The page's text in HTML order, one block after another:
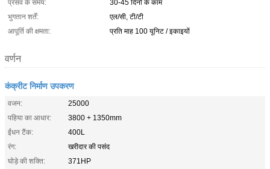
प्रसव के समय:
30-45 दिनों के काम
भुगतान शर्तें:
एल/सी, टी/टी
आपूर्ति की क्षमता:
प्रति माह 100 यूनिट / इकाइयों
वर्णन
कंक्रीट निर्माण उपकरण
वजन:
25000
पहिया का आधार:
3800 + 1350mm
ईंधन टैंक:
400L
रंग:
खरीदार की पसंद
घोड़े की शक्ति:
371HP